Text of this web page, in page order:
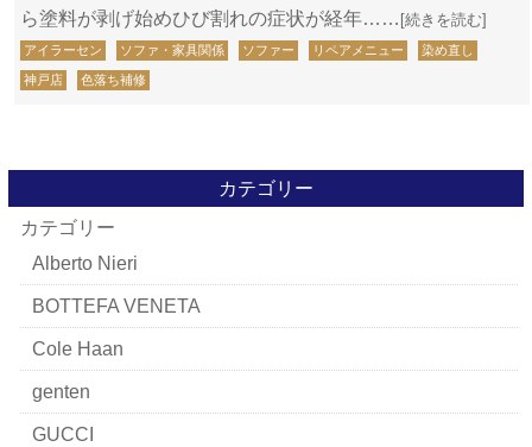
ら塗料が剥げ始めひび割れの症状が経年…… [続きを読む]
アイラーセン ソファ・家具関係 ソファー リペアメニュー 染め直し
神戸店 色落ち補修
カテゴリー
カテゴリー
Alberto Nieri
BOTTEFA VENETA
Cole Haan
genten
GUCCI